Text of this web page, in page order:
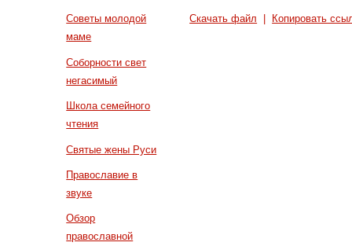
Советы молодой
маме
Соборности свет
негасимый
Школа семейного
чтения
Святые жены Руси
Православие в
звуке
Обзор
православной
Скачать файл Копировать